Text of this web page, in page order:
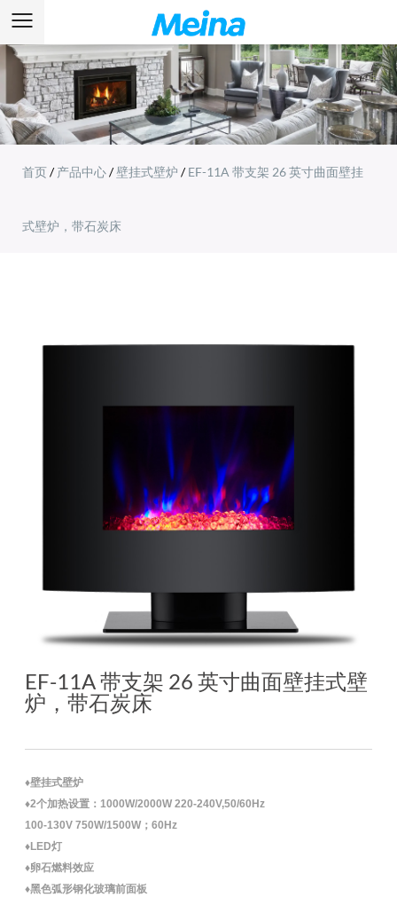
首页/产品中心/壁挂式壁炉 /EF-11A 带支架 26 英寸曲面壁挂
式壁炉，带石炭床
EF-11A 带支架 26 英寸曲面壁挂式壁
炉，带石炭床
♦壁挂式壁炉
♦2个加热设置：1000W/2000W 220-240V,50/60Hz
100-130V 750W/1500W；60Hz
♦LED灯
♦卵石燃料效应
♦黑色弧形钢化玻璃前面板